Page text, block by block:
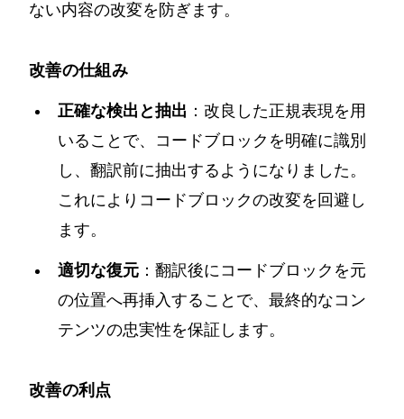
ない内容の改変を防ぎます。
改善の仕組み
正確な検出と抽出 ：改良した正規表現を用
いることで、コードブロックを明確に識別
し、翻訳前に抽出するようになりました。
これによりコードブロックの改変を回避し
ます。
適切な復元 ：翻訳後にコードブロックを元
の位置へ再挿入することで、最終的なコン
テンツの忠実性を保証します。
改善の利点